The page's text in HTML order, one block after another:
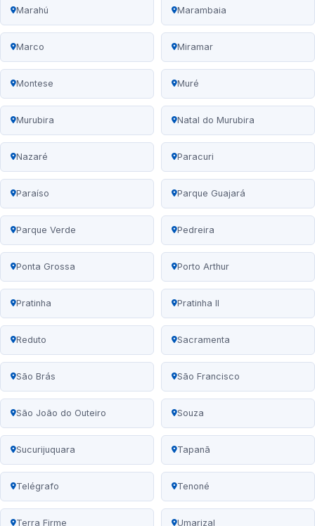
Marahú Marambaia
Marco Miramar
Montese Muré
Murubira Natal do Murubira
Nazaré Paracuri
Paraíso Parque Guajará
Parque Verde Pedreira
Ponta Grossa Porto Arthur
Pratinha Pratinha II
Reduto Sacramenta
São Brás São Francisco
São João do Outeiro Souza
Sucurijuquara Tapanã
Telégrafo Tenoné
Terra Firme Umarizal